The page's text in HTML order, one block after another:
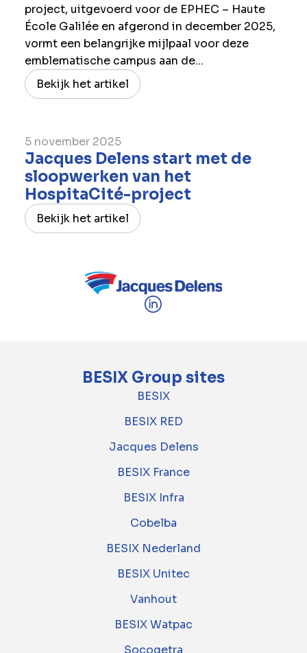
project, uitgevoerd voor de EPHEC – Haute
École Galilée en afgerond in december 2025,
vormt een belangrijke mijlpaal voor deze
emblematische campus aan de...
Bekijk het artikel
5 november 2025
Jacques Delens start met de
sloopwerken van het
HospitaCité-project
Bekijk het artikel
BESIX Group sites
BESIX
BESIX RED
Jacques Delens
BESIX France
BESIX Infra
Cobelba
BESIX Nederland
BESIX Unitec
Vanhout
BESIX Watpac